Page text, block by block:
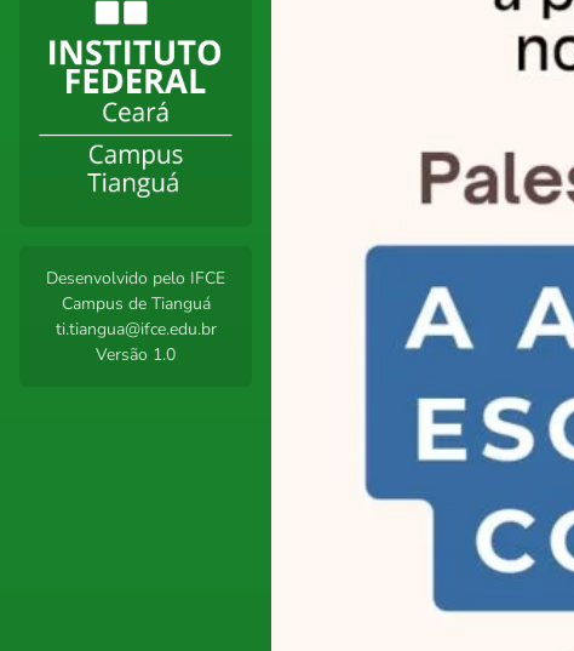
Desenvolvido pelo IFCE
Campus de Tianguá
ti.tiangua@ifce.edu.br
Versão 1.0